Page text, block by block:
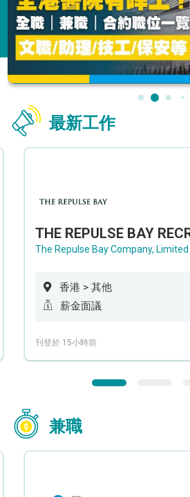
最新工作
The Repulse Bay Company, Limited
香港 > 其他
薪金面議
刊登於 15小時前
兼職